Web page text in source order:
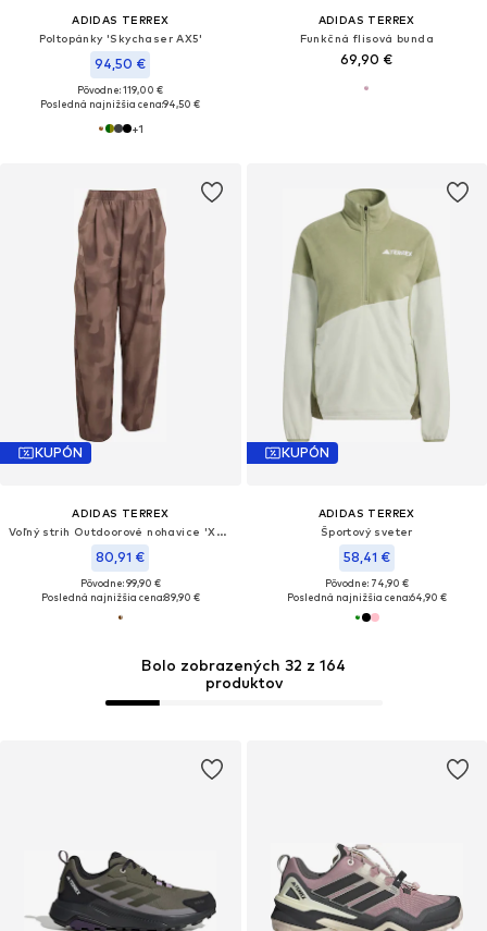
Bolo zobrazených 32 z 164
produktov
ADIDAS TERREX
Poltopánky 'Skychaser AX5'
94,50 €
Pôvodne: 119,00 €
Posledná najnižšia cena:94,50 €
+1
ADIDAS TERREX
Funkčná flisová bunda
69,90 €
KUPÓN
ADIDAS TERREX
Voľný strih Outdoorové nohavice 'Xploric CLIMA365'
80,91 €
Pôvodne: 99,90 €
Posledná najnižšia cena:89,90 €
KUPÓN
ADIDAS TERREX
Športový sveter
58,41 €
Pôvodne: 74,90 €
Posledná najnižšia cena:64,90 €